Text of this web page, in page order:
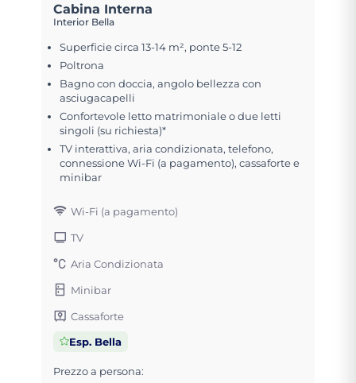
Cabina Interna
Interior Bella
Superficie circa 13-14 m², ponte 5-12
Poltrona
Bagno con doccia, angolo bellezza con
asciugacapelli
Confortevole letto matrimoniale o due letti
singoli (su richiesta)*
TV interattiva, aria condizionata, telefono,
connessione Wi-Fi (a pagamento), cassaforte e
minibar
Wi-Fi (a pagamento)
TV
Aria Condizionata
Minibar
Cassaforte
Esp. Bella
Prezzo a persona: